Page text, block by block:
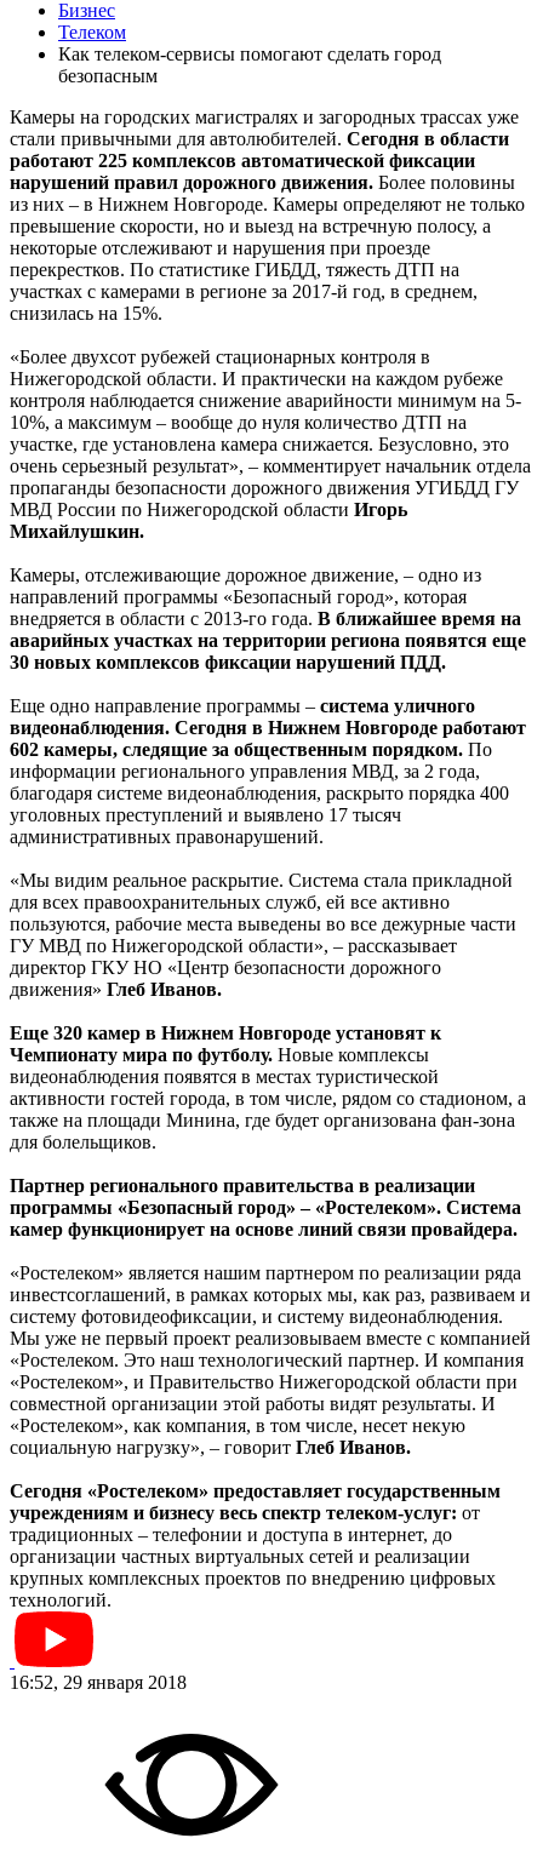
Бизнес
Телеком
Как телеком-сервисы помогают сделать город
безопасным
Камеры на городских магистралях и загородных трассах уже
стали привычными для автолюбителей. Сегодня в области
работают 225 комплексов автоматической фиксации
нарушений правил дорожного движения. Более половины
из них – в Нижнем Новгороде. Камеры определяют не только
превышение скорости, но и выезд на встречную полосу, а
некоторые отслеживают и нарушения при проезде
перекрестков. По статистике ГИБДД, тяжесть ДТП на
участках с камерами в регионе за 2017-й год, в среднем,
снизилась на 15%.
«Более двухсот рубежей стационарных контроля в
Нижегородской области. И практически на каждом рубеже
контроля наблюдается снижение аварийности минимум на 5-
10%, а максимум – вообще до нуля количество ДТП на
участке, где установлена камера снижается. Безусловно, это
очень серьезный результат», – комментирует начальник отдела
пропаганды безопасности дорожного движения УГИБДД ГУ
МВД России по Нижегородской области Игорь
Михайлушкин.
Камеры, отслеживающие дорожное движение, – одно из
направлений программы «Безопасный город», которая
внедряется в области с 2013-го года. В ближайшее время на
аварийных участках на территории региона появятся еще
30 новых комплексов фиксации нарушений ПДД.
Еще одно направление программы – система уличного
видеонаблюдения. Сегодня в Нижнем Новгороде работают
602 камеры, следящие за общественным порядком. По
информации регионального управления МВД, за 2 года,
благодаря системе видеонаблюдения, раскрыто порядка 400
уголовных преступлений и выявлено 17 тысяч
административных правонарушений.
«Мы видим реальное раскрытие. Система стала прикладной
для всех правоохранительных служб, ей все активно
пользуются, рабочие места выведены во все дежурные части
ГУ МВД по Нижегородской области», – рассказывает
директор ГКУ НО «Центр безопасности дорожного
движения» Глеб Иванов.
Еще 320 камер в Нижнем Новгороде установят к
Чемпионату мира по футболу. Новые комплексы
видеонаблюдения появятся в местах туристической
активности гостей города, в том числе, рядом со стадионом, а
также на площади Минина, где будет организована фан-зона
для болельщиков.
Партнер регионального правительства в реализации
программы «Безопасный город» – «Ростелеком». Система
камер функционирует на основе линий связи провайдера.
«Ростелеком» является нашим партнером по реализации ряда
инвестсоглашений, в рамках которых мы, как раз, развиваем и
систему фотовидеофиксации, и систему видеонаблюдения.
Мы уже не первый проект реализовываем вместе с компанией
«Ростелеком. Это наш технологический партнер. И компания
«Ростелеком», и Правительство Нижегородской области при
совместной организации этой работы видят результаты. И
«Ростелеком», как компания, в том числе, несет некую
социальную нагрузку», – говорит Глеб Иванов.
Сегодня «Ростелеком» предоставляет государственным
учреждениям и бизнесу весь спектр телеком-услуг: от
традиционных – телефонии и доступа в интернет, до
организации частных виртуальных сетей и реализации
крупных комплексных проектов по внедрению цифровых
технологий.
16:52, 29 января 2018